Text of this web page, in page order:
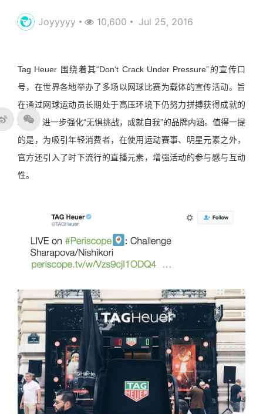
Joyyyyy 10,600 Jul 25, 2016
Tag Heuer 围绕着其“Don‘t Crack Under Pressure”的宣传口
号，在世界各地举办了多场以网球比赛为载体的宣传活动。旨
在通过网球运动员长期处于高压环境下仍努力拼搏获得成就的
精神
进一步强化“无惧挑战，成就自我”的品牌内涵。 值得一提
的是，为吸引年轻消费者，在使用运动赛事、明星元素之外，
官方还引入了时下流行的直播元素，增强活动的参与感与互动
性。